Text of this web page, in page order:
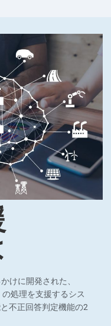
けに開発された、
処理を支援するシス
不正回答判定機能の2